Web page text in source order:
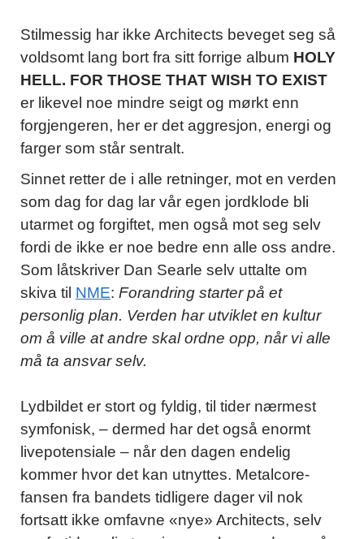
Stilmessig har ikke Architects beveget seg så
voldsomt lang bort fra sitt forrige album HOLY
HELL. FOR THOSE THAT WISH TO EXIST
er likevel noe mindre seigt og mørkt enn
forgjengeren, her er det aggresjon, energi og
farger som står sentralt.
Sinnet retter de i alle retninger, mot en verden
som dag for dag lar vår egen jordklode bli
utarmet og forgiftet, men også mot seg selv
fordi de ikke er noe bedre enn alle oss andre.
Som låtskriver Dan Searle selv uttalte om
skiva til NME: Forandring starter på et
personlig plan. Verden har utviklet en kultur
om å ville at andre skal ordne opp, når vi alle
må ta ansvar selv.
Lydbildet er stort og fyldig, til tider nærmest
symfonisk, – dermed har det også enormt
livepotensiale – når den dagen endelig
kommer hvor det kan utnyttes. Metalcore-
fansen fra bandets tidligere dager vil nok
fortsatt ikke omfavne «nye» Architects, selv